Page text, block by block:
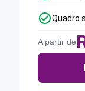
Quadro
A partir de